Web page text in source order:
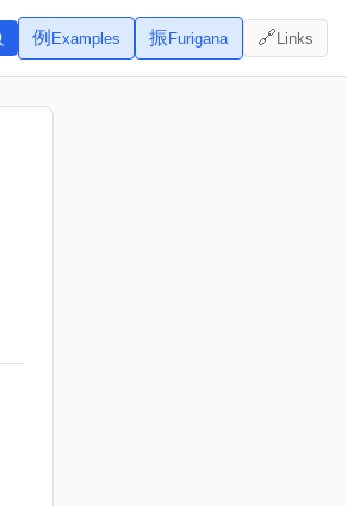
例 Examples 振Furigana 🔗Links